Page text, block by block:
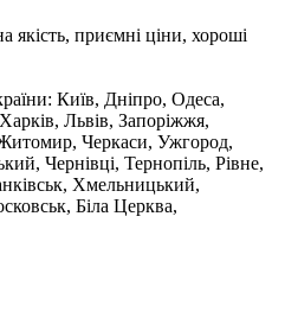
якість, приємні ціни, хороші
Київ, Дніпро, Одеса,
Львів, Запоріжжя,
Черкаси, Ужгород,
Чернівці, Тернопіль, Рівне,
Хмельницький,
Біла Церква,